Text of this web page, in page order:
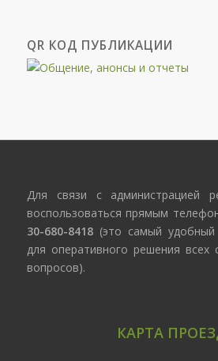
QR КОД ПУБЛИКАЦИИ
Для связи с администрацией
воспользоваться прямым
30-680-8418(это самый
для оперативного решения всех
вопросов).
КАРТА